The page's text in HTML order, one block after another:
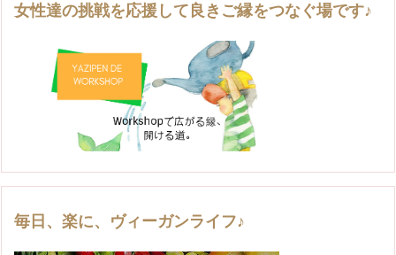
女性達の挑戦を応援して良きご縁をつなぐ場です♪
毎日、楽に、ヴィーガンライフ♪